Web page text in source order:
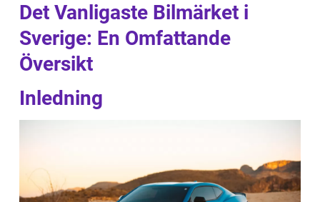
Det Vanligaste Bilmärket i
Sverige: En Omfattande
Översikt
Inledning